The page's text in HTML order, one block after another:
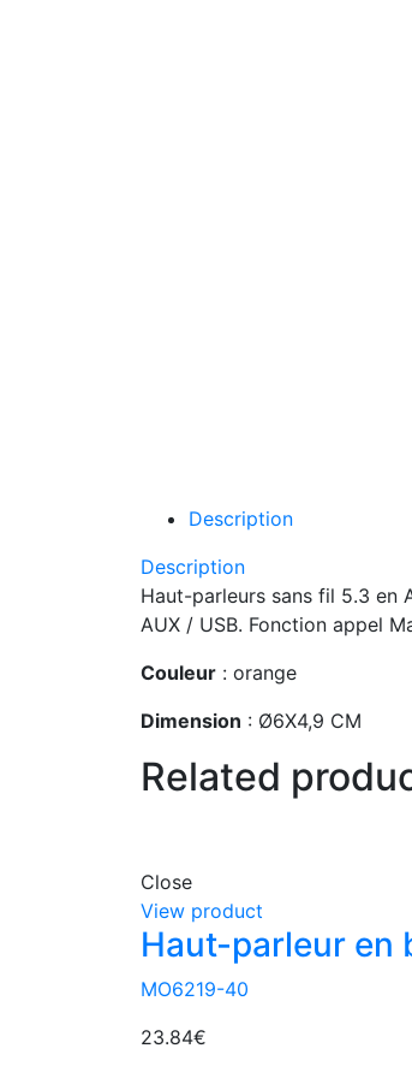
Description
Description
Haut-parleurs sans fil 5.3 en
AUX / USB. Fonction appel
Couleur : orange
Dimension : Ø6X4,9 CM
Related
Close
View product
Haut-parleur en
MO6219-40
23.84€